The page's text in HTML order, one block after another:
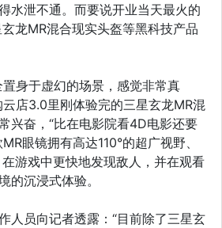
水泄不通。而要说开业当天最火的
龙MR混合现实头盔等黑科技产品
身于虚幻的场景，感觉非常真
店3.0里刚体验完的三星玄龙MR混
兴奋，“比在电影院看4D电影还要
眼镜拥有高达110°的超广视野、
游戏中更快地发现敌人，并在观看
的沉浸式体验。
人员向记者透露：“目前除了三星玄